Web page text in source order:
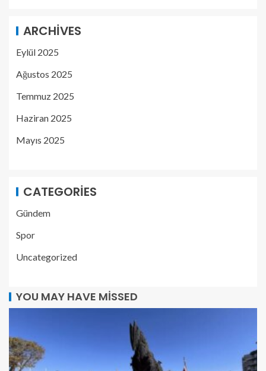
ARCHIVES
Eylül 2025
Ağustos 2025
Temmuz 2025
Haziran 2025
Mayıs 2025
CATEGORIES
Gündem
Spor
Uncategorized
YOU MAY HAVE MISSED